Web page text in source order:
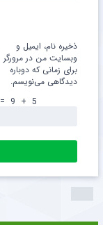
ذخیره نام، ایمیل و
وبسایت من در مرورگر
برای زمانی که دوباره
دیدگاهی می‌نویسم.
5
+
9
=